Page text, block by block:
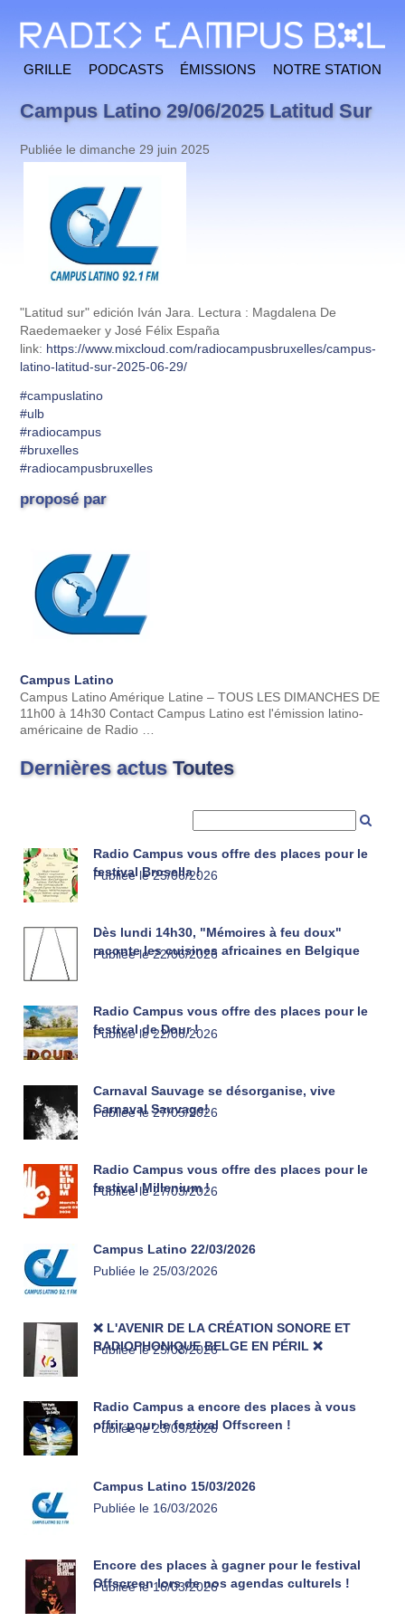
Grille Podcasts Émissions
Notre station
Campus Latino 29/06/2025 Latitud Sur
Publiée le dimanche 29 juin 2025
"Latitud sur" edición Iván Jara. Lectura : Magdalena De
Raedemaeker y José Félix España
link: https://www.mixcloud.com/radiocampusbruxelles/campus-
latino-latitud-sur-2025-06-29/
#campuslatino
#ulb
#radiocampus
#bruxelles
#radiocampusbruxelles
proposé par
Campus Latino
Campus Latino Amérique Latine – TOUS LES DIMANCHES DE
11h00 à 14h30 Contact Campus Latino est l'émission latino-
américaine de Radio …
Dernières actus Toutes
Radio Campus vous offre des places pour le
festival Brosella !
Publiée le 25/06/2026
Dès lundi 14h30, "Mémoires à feu doux"
raconte les cuisines africaines en Belgique
Publiée le 22/06/2026
Radio Campus vous offre des places pour le
festival de Dour !
Publiée le 22/06/2026
Carnaval Sauvage se désorganise, vive
Carnaval Sauvage!
Publiée le 27/05/2026
Radio Campus vous offre des places pour le
festival Millenium !
Publiée le 27/03/2026
Campus Latino 22/03/2026
Publiée le 25/03/2026
❌ L'AVENIR DE LA CRÉATION SONORE ET
RADIOPHONIQUE BELGE EN PÉRIL ❌
Publiée le 25/03/2026
Radio Campus a encore des places à vous
offrir pour le festival Offscreen !
Publiée le 23/03/2026
Campus Latino 15/03/2026
Publiée le 16/03/2026
Encore des places à gagner pour le festival
Offscreen lors de nos agendas culturels !
Publiée le 16/03/2026